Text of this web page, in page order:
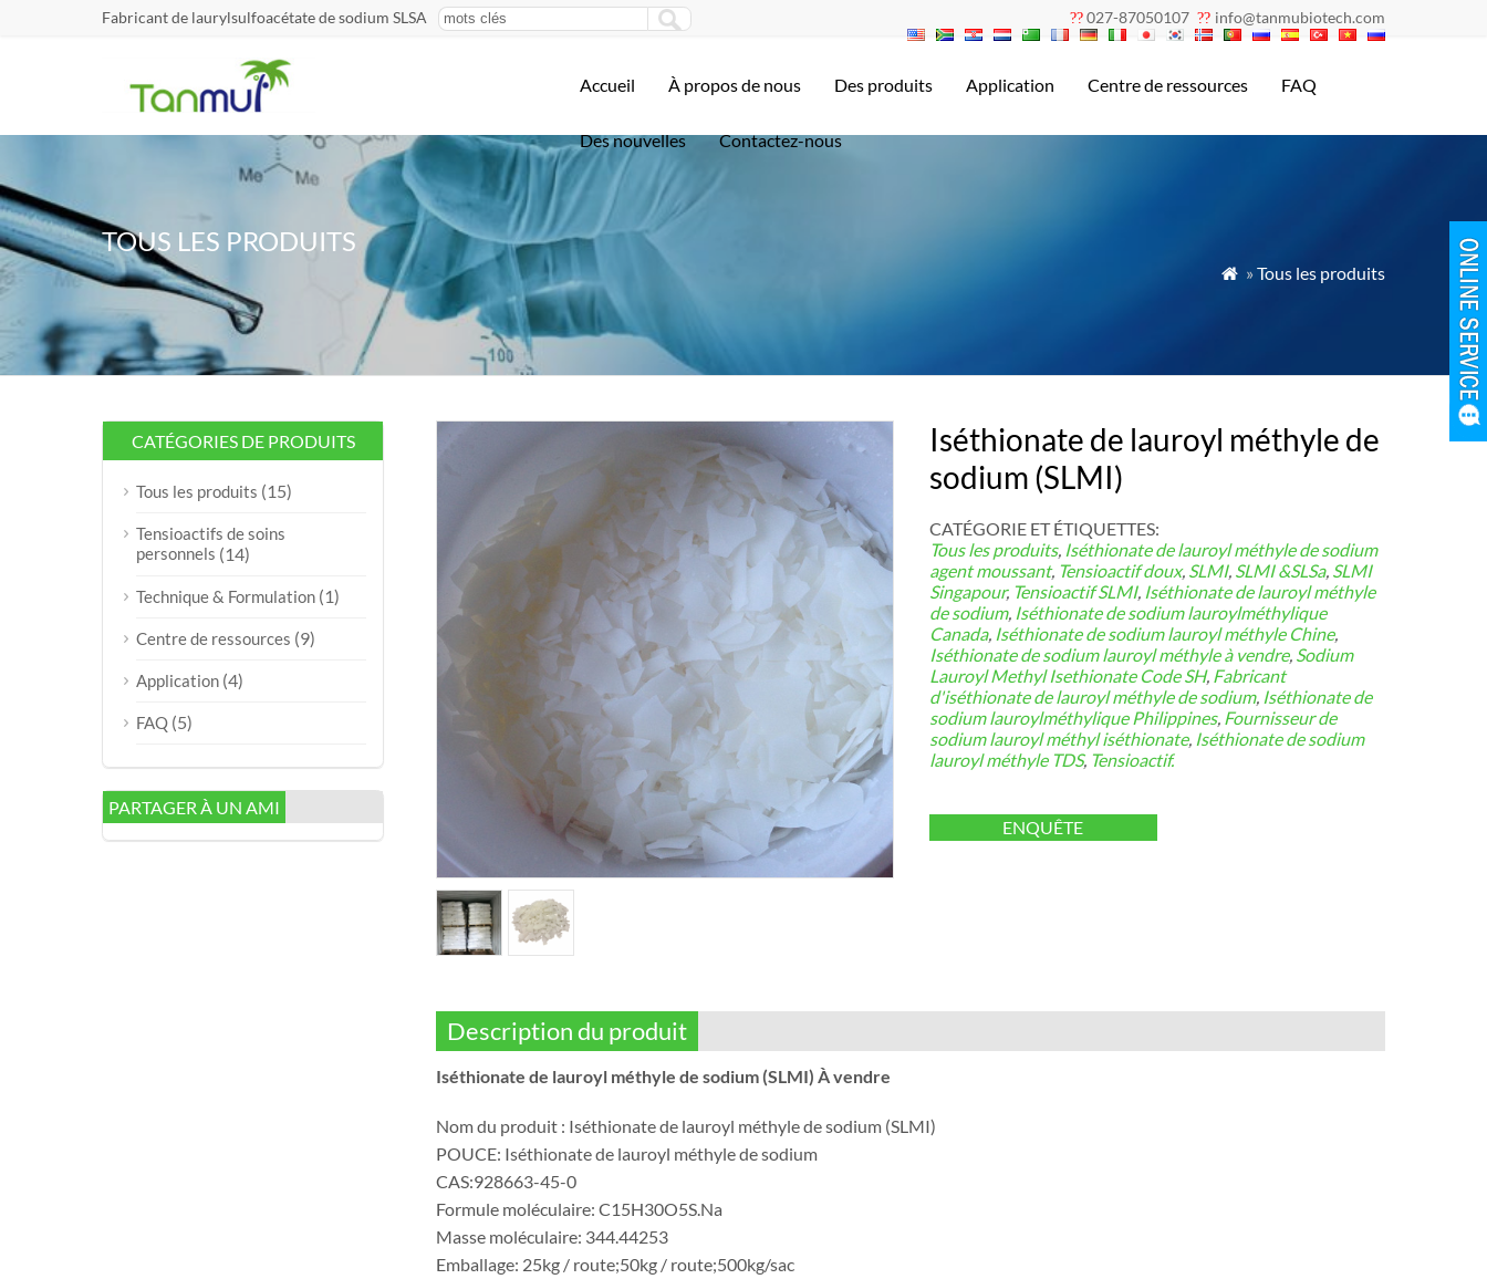
Fabricant de laurylsulfoacétate de sodium SLSA ?? 027-87050107 ?? info@tanmubiotech.com
Accueil À propos de nous Des produits Application Centre de ressources FAQ
Des nouvelles Contactez-nous
TOUS LES PRODUITS
 »Tous les produits
Iséthionate de lauroyl méthyle de
sodium (SLMI)
CATÉGORIE ET ​​ÉTIQUETTES:
Tous les produits, Iséthionate de lauroyl méthyle de sodium
agent moussant, Tensioactif doux, SLMI, SLMI &SLSa, SLMI
Singapour, Tensioactif SLMI, Iséthionate de lauroyl méthyle
de sodium, Iséthionate de sodium lauroylméthylique
Canada, Iséthionate de sodium lauroyl méthyle Chine,
Iséthionate de sodium lauroyl méthyle à vendre, Sodium
Lauroyl Methyl Isethionate Code SH, Fabricant
d'iséthionate de lauroyl méthyle de sodium, Iséthionate de
sodium lauroylméthylique Philippines, Fournisseur de
sodium lauroyl méthyl iséthionate, Iséthionate de sodium
lauroyl méthyle TDS, Tensioactif.
ENQUÊTE
Description du produit
Iséthionate de lauroyl méthyle de sodium (SLMI) À vendre
Nom du produit : Iséthionate de lauroyl méthyle de sodium (SLMI)
POUCE: Iséthionate de lauroyl méthyle de sodium
CAS:928663-45-0
Formule moléculaire: C15H30O5S.Na
Masse moléculaire: 344.44253
Emballage: 25kg / route;50kg / route;500kg/sac
CATÉGORIES DE PRODUITS
Tous les produits (15)
Tensioactifs de soins
personnels (14)
Technique & Formulation (1)
Centre de ressources (9)
Application (4)
FAQ (5)
PARTAGER À UN AMI